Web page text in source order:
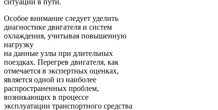
Особое внимание следует уделить
диагностике двигателя и систем
охлаждения, учитывая повышенную
нагрузку
на данные узлы при длительных
поездках. Перегрев двигателя, как
отмечается в экспертных оценках,
является одной из наиболее
распространенных проблем,
возникающих в процессе
эксплуатации транспортного средства